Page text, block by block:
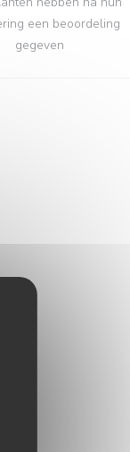
een beoordeling
gegeven